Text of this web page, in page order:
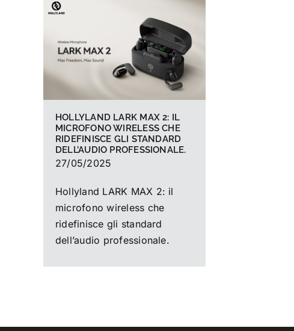
HOLLYLAND LARK MAX 2: IL
MICROFONO WIRELESS CHE
RIDEFINISCE GLI STANDARD
DELL’AUDIO PROFESSIONALE.
27/05/2025
Hollyland LARK MAX 2: il
microfono wireless che
ridefinisce gli standard
dell’audio professionale.